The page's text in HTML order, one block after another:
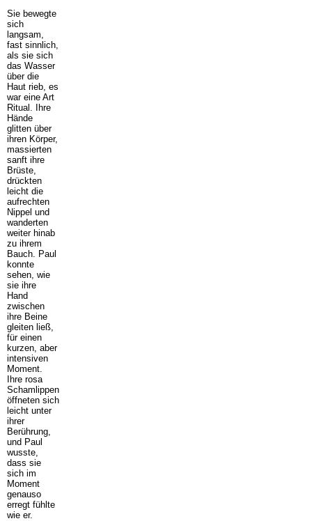
Sie bewegte
sich
langsam,
fast sinnlich,
als sie sich
das Wasser
über die
Haut rieb, es
war eine Art
Ritual. Ihre
Hände
glitten über
ihren Körper,
massierten
sanft ihre
Brüste,
drückten
leicht die
aufrechten
Nippel und
wanderten
weiter hinab
zu ihrem
Bauch. Paul
konnte
sehen, wie
sie ihre
Hand
zwischen
ihre Beine
gleiten ließ,
für einen
kurzen, aber
intensiven
Moment.
Ihre rosa
Schamlippen
öffneten sich
leicht unter
ihrer
Berührung,
und Paul
wusste,
dass sie
sich im
Moment
genauso
erregt fühlte
wie er.